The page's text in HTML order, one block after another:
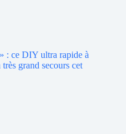
: ce DIY ultra rapide à
grand secours cet